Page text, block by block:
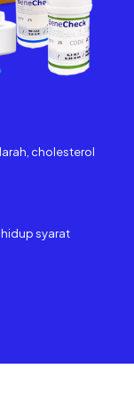
cholesterol
syarat